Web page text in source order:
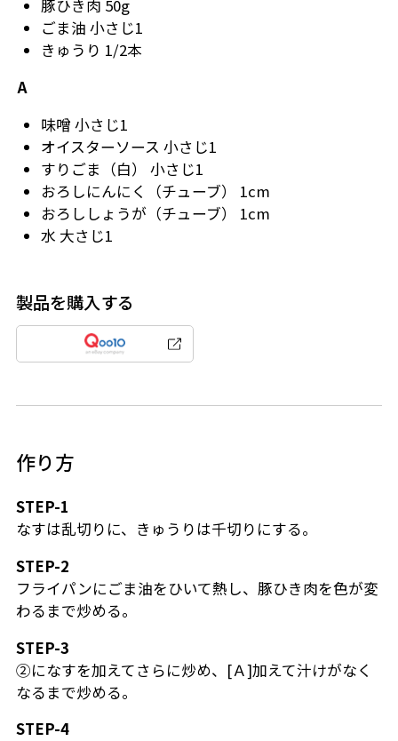
豚ひき肉 50g
ごま油 小さじ1
きゅうり 1/2本
A
味噌 小さじ1
オイスターソース 小さじ1
すりごま（白） 小さじ1
おろしにんにく（チューブ） 1cm
おろししょうが（チューブ） 1cm
水 大さじ1
製品を購入する
作り方
STEP-1
なすは乱切りに、きゅうりは千切りにする。
STEP-2
フライパンにごま油をひいて熱し、豚ひき肉を色が変
わるまで炒める。
STEP-3
②になすを加えてさらに炒め、[Ａ]加えて汁けがなく
なるまで炒める。
STEP-4